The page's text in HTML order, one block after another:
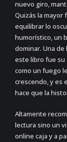
nuevo giro,
Quizás la mayor
equilibrar lo
humorístico, un
dominar. Una de
este libro fue su
como un fuego
crescendo, y es
hace que la
Altamente
lectura sino un
online caja y a